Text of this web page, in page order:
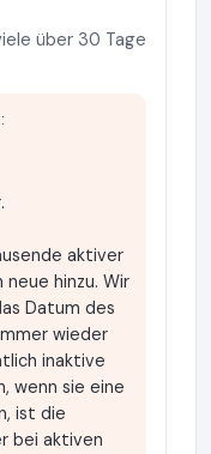
über 30 Tage
aktiver
hinzu. Wir
Datum des
wieder
inaktive
wenn sie eine
ist die
bei aktiven